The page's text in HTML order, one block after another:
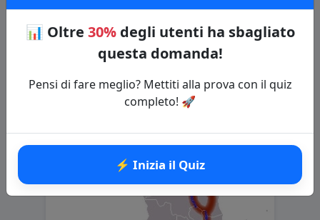
📊 Oltre 30%degli utenti ha sbagliato
questa domanda!
Pensi di fare meglio? Mettiti alla prova con il quiz
completo! 🚀
⚡ Inizia il Quiz
Domande correlate